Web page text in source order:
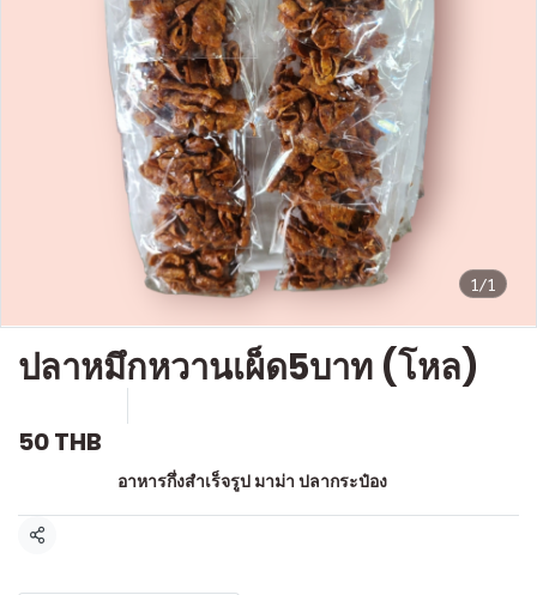
1/1
ปลาหมึกหวานเผ็ด5บาท (โหล)
50 THB
อาหารกึ่งสำเร็จรูป มาม่า ปลากระป๋อง
แชร์